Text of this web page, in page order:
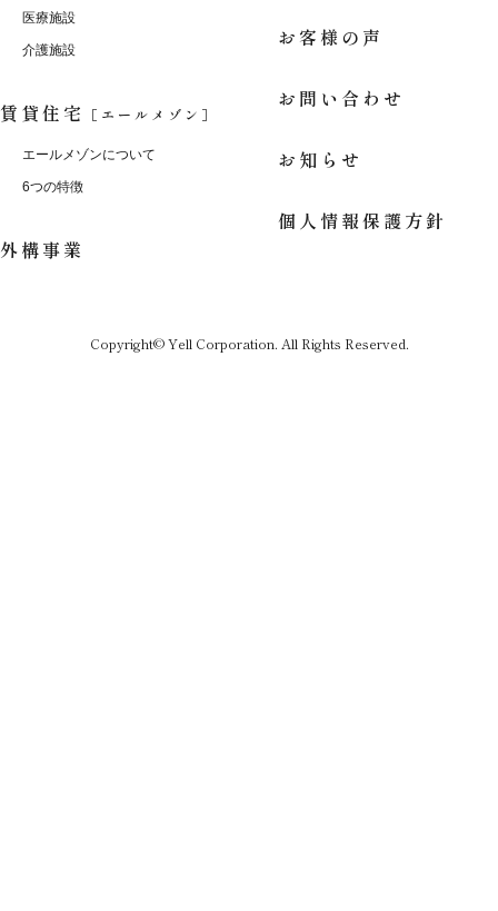
医療施設
介護施設
賃貸住宅 ［エールメゾン］
エールメゾンについて
6つの特徴
外構事業
お客様の声
お問い合わせ
お知らせ
個人情報保護方針
Copyright© Yell Corporation. All Rights Reserved.